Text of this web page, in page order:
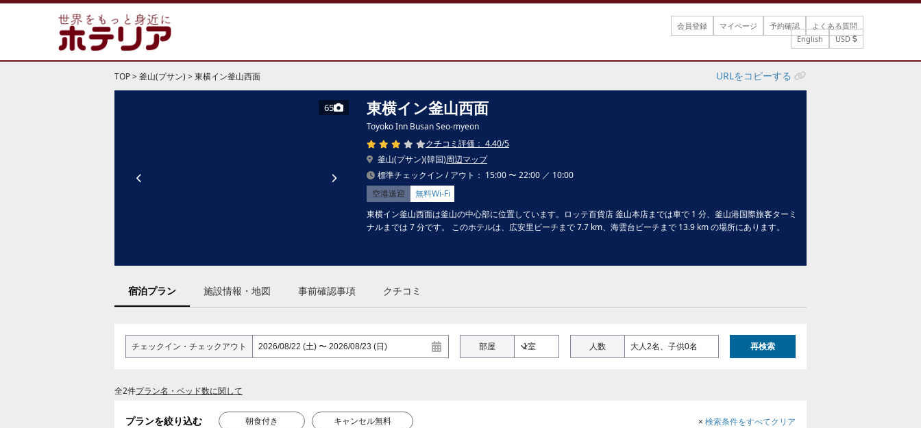
会員登録 マイページ 予約確認
よくある質問
English
USD
TOP>釜山(プサン) >東横イン釜山西面 URLをコピーする
65 東横イン釜山西面
Toyoko Inn Busan Seo-myeon
クチコミ評価： 4.40/5
釜山(プサン)(韓国)周辺マップ
標準チェックイン / アウト： 15:00 〜 22:00 ／ 10:00
空港送迎
無料Wi-Fi
東横イン釜山西面は釜山の中心部に位置しています。ロッテ百貨店 釜山本店までは車で 1 分、釜山港国際旅客ターミ
ナルまでは 7 分です。 このホテルは、広安里ビーチまで 7.7 km、海雲台ビーチまで 13.9 km の場所にあります。
宿泊プラン 施設情報・地図 事前確認事項 クチコミ
チェックイン ・ チェックアウト 部屋 人数 大人2名、子供0名 再検索
全2件プラン名・ベッド数に関して
プランを絞り込む 朝食付き キャンセル無料 × 検索条件をすべてクリア